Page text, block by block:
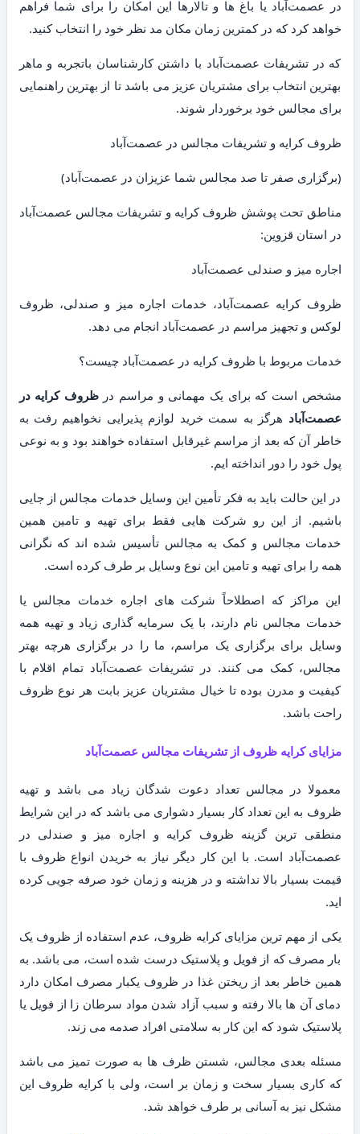
در عصمت‌آباد یا باغ ها و تالارها این امکان را برای شما فراهم
خواهد کرد که در کمترین زمان مکان مد نظر خود را انتخاب کنید.
که در تشریفات عصمت‌آباد با داشتن کارشناسان باتجربه و ماهر
بهترین انتخاب برای مشتریان عزیز می باشد تا از بهترین راهنمایی
برای مجالس خود برخوردار شوند.
ظروف کرایه و تشریفات مجالس در عصمت‌آباد
(برگزاری صفر تا صد مجالس شما عزیزان در عصمت‌آباد)
مناطق تحت پوشش ظروف کرایه و تشریفات مجالس عصمت‌آباد
در استان قزوین:
اجاره میز و صندلی عصمت‌آباد
ظروف کرایه عصمت‌آباد، خدمات اجاره میز و صندلی، ظروف
لوکس و تجهیز مراسم در عصمت‌آباد انجام می دهد.
خدمات مربوط با ظروف کرایه در عصمت‌آباد چیست؟
مشخص است که برای یک مهمانی و مراسم درظروف کرایه در
عصمت‌آباد هرگز به سمت خرید لوازم پذیرایی نخواهیم رفت به
خاطر آن که بعد از مراسم غیرقابل استفاده خواهند بود و به نوعی
پول خود را دور انداخته ایم.
در این حالت باید به فکر تأمین این وسایل خدمات مجالس از جایی
باشیم. از این رو شرکت هایی فقط برای تهیه و تامین همین
خدمات مجالس و کمک به مجالس تأسیس شده اند که نگرانی
همه را برای تهیه و تامین این نوع وسایل بر طرف کرده است.
این مراکز که اصطلاحاً شرکت های اجاره خدمات مجالس یا
خدمات مجالس نام دارند، با یک سرمایه گذاری زیاد و تهیه همه
وسایل برای برگزاری یک مراسم، ما را در برگزاری هرچه بهتر
مجالس، کمک می کنند. در تشریفات عصمت‌آباد تمام اقلام با
کیفیت و مدرن بوده تا خیال مشتریان عزیز بابت هر نوع ظروف
راحت باشد.
مزایای کرایه ظروف از تشریفات مجالس عصمت‌آباد
معمولا در مجالس تعداد دعوت شدگان زیاد می باشد و تهیه
ظروف به این تعداد کار بسیار دشواری می باشد که در این شرایط
منطقی ترین گزینه ظروف کرایه و اجاره میز و صندلی در
عصمت‌آباد است. با این کار دیگر نیاز به خریدن انواع ظروف با
قیمت بسیار بالا نداشته و در هزینه و زمان خود صرفه جویی کرده
اید.
یکی از مهم ترین مزایای کرایه ظروف، عدم استفاده از ظروف یک
بار مصرف که از فویل و پلاستیک درست شده است، می باشد. به
همین خاطر بعد از ریختن غذا در ظروف یکبار مصرف امکان دارد
دمای آن ها بالا رفته و سبب آزاد شدن مواد سرطان زا از فویل یا
پلاستیک شود که این کار به سلامتی افراد صدمه می زند.
مسئله بعدی مجالس، شستن ظرف ها به صورت تمیز می باشد
که کاری بسیار سخت و زمان بر است، ولی با کرایه ظروف این
مشکل نیز به آسانی بر طرف خواهد شد.